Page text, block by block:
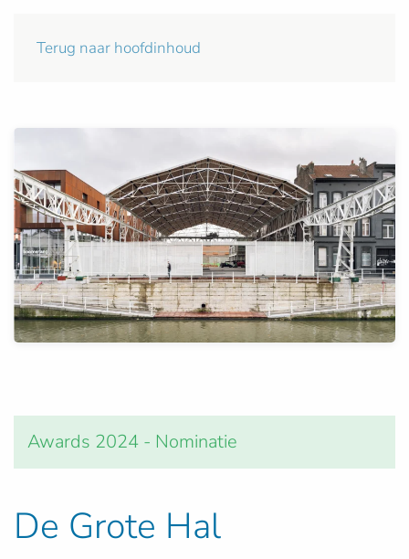
Terug naar hoofdinhoud
Awards 2024 - Nominatie
De Grote Hal